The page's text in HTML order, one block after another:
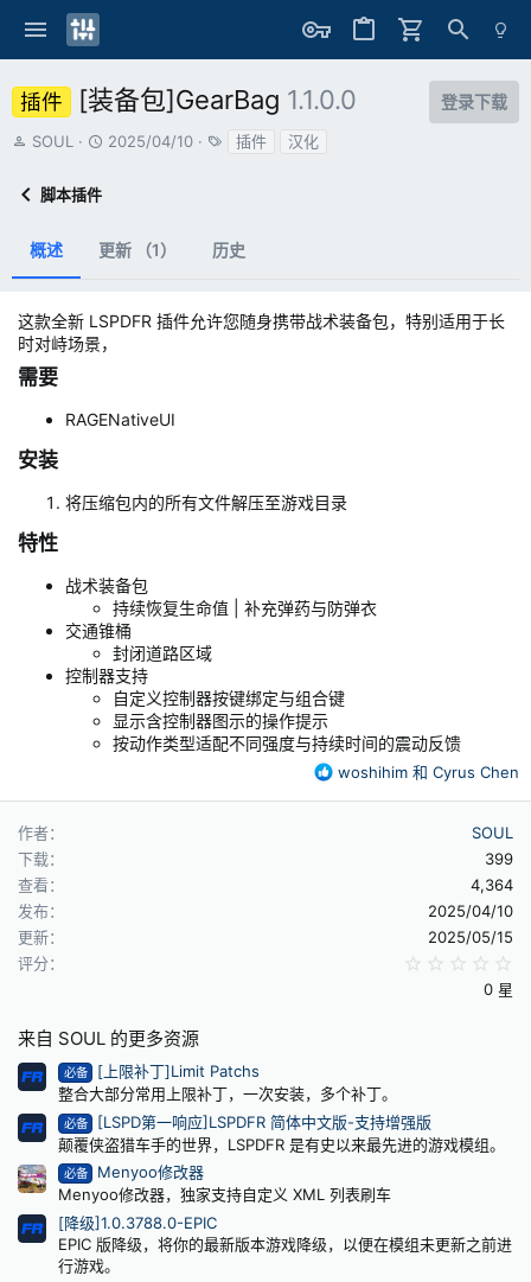
插件 [装备包]GearBag 1.1.0.0 登录下载
作
SOUL
创
2025/04/10
标
插件 汉化
脚本插件
概述 更新 （1） 历史
这款全新 LSPDFR 插件允许您随身携带战术装备包，特别适用于长
时对峙场景，
需要​
RAGENativeUI
安装​
将压缩包内的所有文件解压至游戏目录
特性​
战术装备包
持续恢复生命值 | 补充弹药与防弹衣
交通锥桶
封闭道路区域
控制器支持
自定义控制器按键绑定与组合键
显示含控制器图示的操作提示
按动作类型适配不同强度与持续时间的震动反馈
反
woshihim 和 Cyrus Chen
作者
SOUL
下载
399
查看
4,364
发布
2025/04/10
更新
2025/05/15
评分
0 星
来自 SOUL 的更多资源
必备
[上限补丁]Limit Patchs
整合大部分常用上限补丁，一次安装，多个补丁。
必备
[LSPD第一响应]LSPDFR 简体中文版-支持增强版
颠覆侠盗猎车手的世界，LSPDFR 是有史以来最先进的游戏模组。
必备
Menyoo修改器
Menyoo修改器，独家支持自定义 XML 列表刷车
[降级]1.0.3788.0-EPIC
EPIC 版降级，将你的最新版本游戏降级，以便在模组未更新之前进
行游戏。